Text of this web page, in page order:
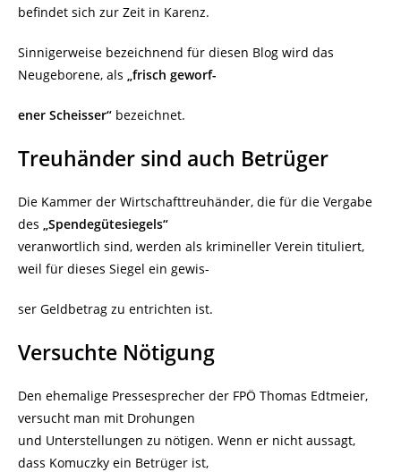
befindet sich zur Zeit in Karenz.
Sinnigerweise bezeichnend für diesen Blog wird das
Neugeborene, als „frisch geworf-
ener Scheisser“ bezeichnet.
Treuhänder sind auch Betrüger
Die Kammer der Wirtschafttreuhänder, die für die Vergabe
des „Spendegütesiegels“
veranwortlich sind, werden als krimineller Verein tituliert,
weil für dieses Siegel ein gewis-
ser Geldbetrag zu entrichten ist.
Versuchte Nötigung
Den ehemalige Pressesprecher der FPÖ Thomas Edtmeier,
versucht man mit Drohungen
und Unterstellungen zu nötigen. Wenn er nicht aussagt,
dass Komuczky ein Betrüger ist,